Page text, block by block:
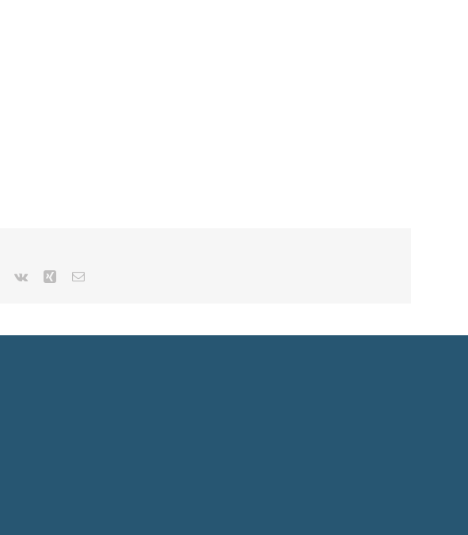
Pinterest
Vk Xing Email